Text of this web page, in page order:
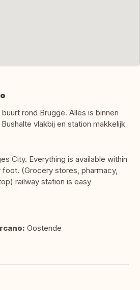
rond Brugge. Alles is binnen
vlakbij en station makkelijk
City. Everything is available within
(Grocery stores, pharmacy,
railway station is easy
Oostende